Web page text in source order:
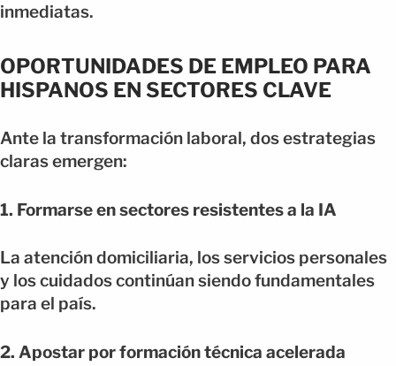
inmediatas.
OPORTUNIDADES DE EMPLEO PARA
HISPANOS EN SECTORES CLAVE
Ante la transformación laboral, dos estrategias
claras emergen:
1. Formarse en sectores resistentes a la IA
La atención domiciliaria, los servicios personales
y los cuidados continúan siendo fundamentales
para el país.
2. Apostar por formación técnica acelerada